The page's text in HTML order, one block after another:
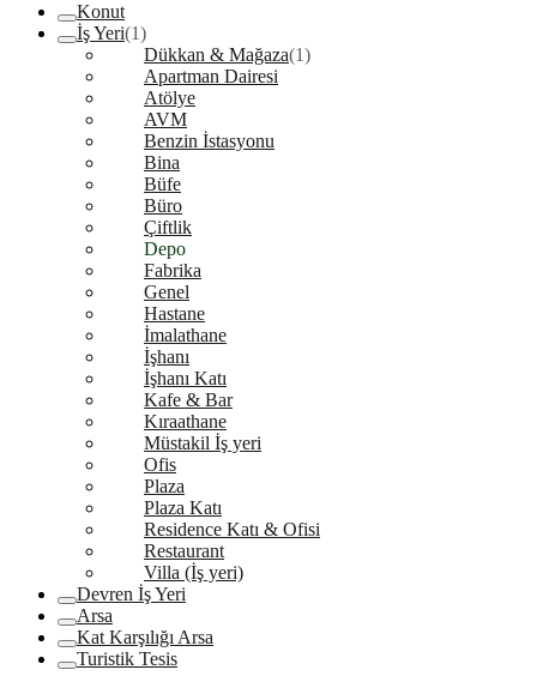
Konut
İş Yeri(1)
Dükkan & Mağaza(1)
Apartman Dairesi
Atölye
AVM
Benzin İstasyonu
Bina
Büfe
Büro
Çiftlik
Depo
Fabrika
Genel
Hastane
İmalathane
İşhanı
İşhanı Katı
Kafe & Bar
Kıraathane
Müstakil İş yeri
Ofis
Plaza
Plaza Katı
Residence Katı & Ofisi
Restaurant
Villa (İş yeri)
Devren İş Yeri
Arsa
Kat Karşılığı Arsa
Turistik Tesis